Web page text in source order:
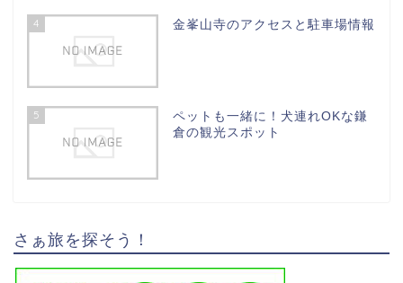
4 金峯山寺のアクセスと駐車場情報
5
ペットも一緒に！犬連れOKな鎌
倉の観光スポット
さぁ旅を探そう！